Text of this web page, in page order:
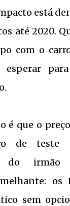
está
até 2020.
com o
esperar
é que o
de teste
do
os
sem